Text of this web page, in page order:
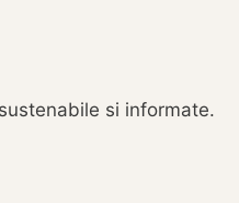
si informate.